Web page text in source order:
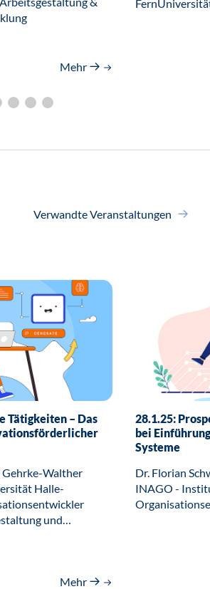
Mehr
Verwandte Veranstaltungen
Tätigkeiten – Das
Gehrke-Walther
Halle-
und…
Mehr
28.1.25:
bei
Systeme
Dr. Florian
INAGO -